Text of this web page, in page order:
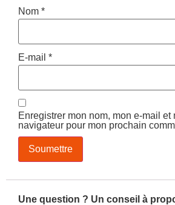
Nom *
E-mail *
Enregistrer mon nom, mon e-mail et
navigateur pour mon prochain
Une question ? Un conseil à